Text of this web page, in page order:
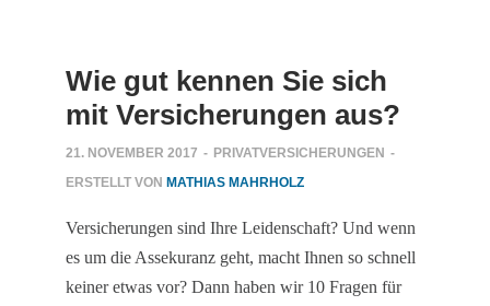
Wie gut kennen Sie sich
mit Versicherungen aus?
21. NOVEMBER 2017 - PRIVATVERSICHERUNGEN -
ERSTELLT VON MATHIAS MAHRHOLZ
Versicherungen sind Ihre Leidenschaft? Und wenn
es um die Assekuranz geht, macht Ihnen so schnell
keiner etwas vor? Dann haben wir 10 Fragen für